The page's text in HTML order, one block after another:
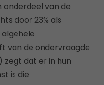
onderdeel van de
door 23% als
van de ondervraagde
zegt dat er in hun
is die